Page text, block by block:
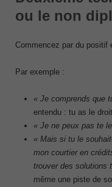
ou le non
Commencez par du positif
Par exemple :
« Je comprends que
entendu : tu as le
« Je ne peux pas te
« Mais si tu le
mon courtier en
trouver des solutions
même une piste de